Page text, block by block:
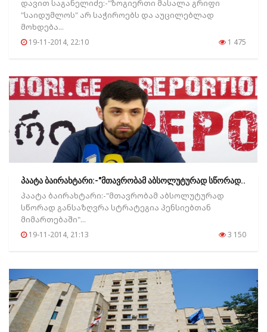
დავით საგანელიძე:-"ზოგიერთი მასალა გრიფი
"საიდუმლოს" არ საჭიროებს და აუცილებლად
მოხდება...
19-11-2014, 22:10 1 475
პაატა ბაირახტარი:-"მთავრობამ აბსოლუტურად სწორად..
პაატა ბაირახტარი:-"მთავრობამ აბსოლუტურად
სწორად განსაზღვრა სტრატეგია პენსიებთან
მიმართებაში"...
19-11-2014, 21:13 3 150